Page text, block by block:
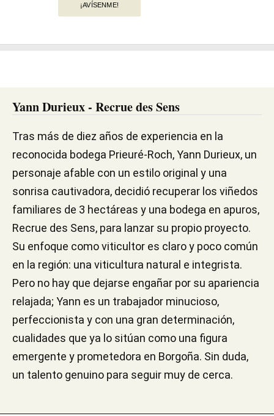
¡AVÍSENME!
Yann Durieux - Recrue des Sens
Tras más de diez años de experiencia en la
reconocida bodega Prieuré-Roch, Yann Durieux, un
personaje afable con un estilo original y una
sonrisa cautivadora, decidió recuperar los viñedos
familiares de 3 hectáreas y una bodega en apuros,
Recrue des Sens, para lanzar su propio proyecto.
Su enfoque como viticultor es claro y poco común
en la región: una viticultura natural e integrista.
Pero no hay que dejarse engañar por su apariencia
relajada; Yann es un trabajador minucioso,
perfeccionista y con una gran determinación,
cualidades que ya lo sitúan como una figura
emergente y prometedora en Borgoña. Sin duda,
un talento genuino para seguir muy de cerca.